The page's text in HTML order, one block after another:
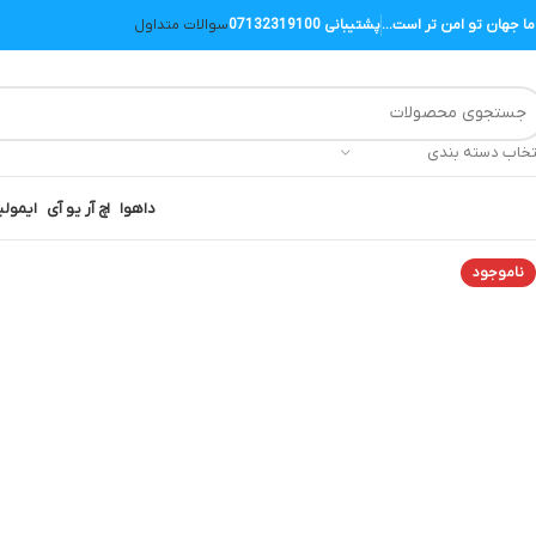
ما جهان تو امن تر است...پشتیبانی 07132319100 سوالات متداول
دسته بندی
داهوا اچ آر یو آی ایمو
ناموجود